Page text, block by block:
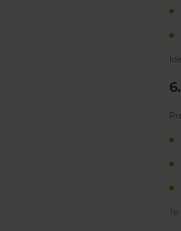
6.